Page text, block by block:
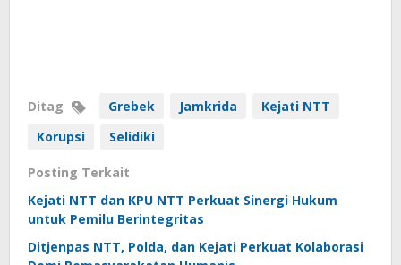
Ditag Grebek Jamkrida
Kejati NTT
Korupsi
Selidiki
Posting Terkait
Kejati NTT dan KPU NTT Perkuat Sinergi Hukum
untuk Pemilu Berintegritas
Ditjenpas NTT, Polda, dan Kejati Perkuat Kolaborasi